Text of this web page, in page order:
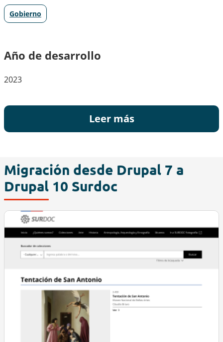
Gobierno
Año de desarrollo
2023
Leer más
Migración desde Drupal 7 a
Drupal 10 Surdoc